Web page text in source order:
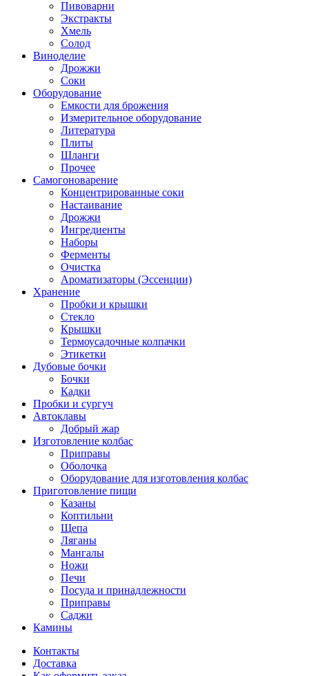
Пивоварни
Экстракты
Хмель
Солод
Виноделие
Дрожжи
Соки
Оборудование
Емкости для брожения
Измерительное оборудование
Литература
Плиты
Шланги
Прочее
Самогоноварение
Концентрированные соки
Настаивание
Дрожжи
Ингредиенты
Наборы
Ферменты
Очистка
Ароматизаторы (Эссенции)
Хранение
Пробки и крышки
Стекло
Крышки
Термоусадочные колпачки
Этикетки
Дубовые бочки
Бочки
Кадки
Пробки и сургуч
Автоклавы
Добрый жар
Изготовление колбас
Приправы
Оболочка
Оборудование для изготовления колбас
Приготовление пищи
Казаны
Коптильни
Щепа
Ляганы
Мангалы
Ножи
Печи
Посуда и принадлежности
Приправы
Саджи
Камины
Контакты
Доставка